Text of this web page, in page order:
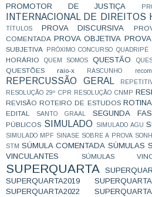
PROMOTOR DE JUSTIÇA
INTERNACIONAL DE DIREITOS
TÍTULOS
PROVA DISCURSIVA
COMENTADA PROVA OBJETIVA
SUBJETIVA
PRÓXIMO CONCURSO QUADRIPÉ
HORÁRIO
QUEM SOMOS QUESTÃO
QUESTÕES raio-x RASCUNHO
REPERCUSSÃO GERAL
RESOLUÇÃO 29º CPR
RESOLUÇÃO CNMP
REVISÃO ROTEIRO DE ESTUDOS ROTINA
EDITAL
SANTO GRAAL SEGUNDA
PÚBLICOS SIMULADO SIMULADO AGU
SIMULADO MPF SINASE SOBRE A PROVA
STM SÚMULA COMENTADA SÚMULAS
VINCULANTES
SÚMULAS
SUPERQUARTA
SUPERQUARTA2019
SUPERQUARTA2022